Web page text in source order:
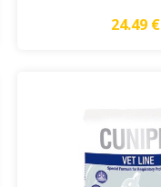
24.49 €